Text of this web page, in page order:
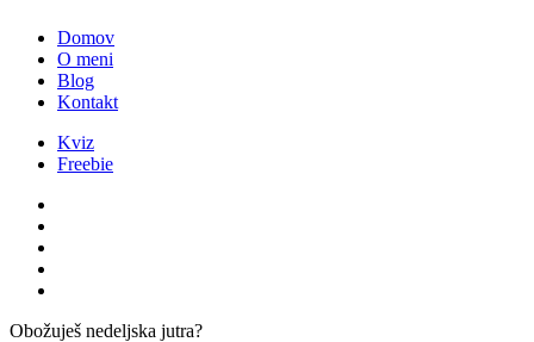
Domov
O meni
Blog
Kontakt
Kviz
Freebie
Obožuješ nedeljska jutra?